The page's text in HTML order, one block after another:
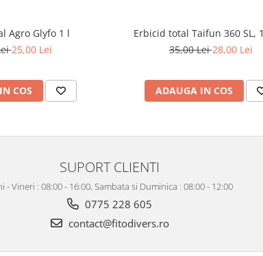
Agro Glyfo 1 l
25,00 Lei
COS
Erbicid total Taifun 360 SL,
35,00 Lei28,00 Lei
ADAUGA IN COS
SUPORT CLIENTI
- Vineri : 08:00 - 16:00, Sambata si Duminica : 08:00 - 12:00
0775 228 605
contact@fitodivers.ro